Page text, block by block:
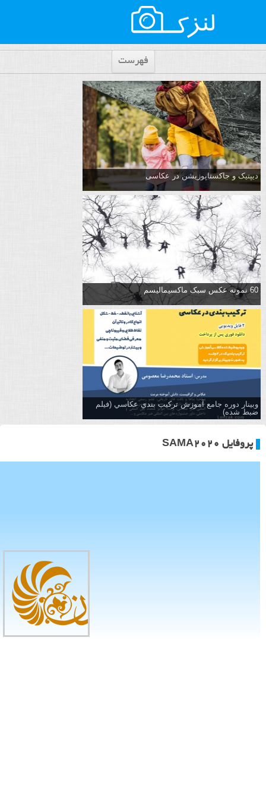
فهرست
دیپتیک و جاکستا‌پوزیشن در عکاسی
60 نمونه عکس سبک ماکسیمالیسم
وبینار دوره جامع آموزش تركيب بندي عكاسي (فیلم
ضبط شده)
پروفایل SAMA2020